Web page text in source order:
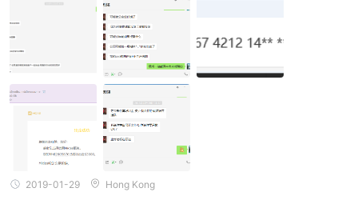
vẫn đang quản lý tài khoản của tôi, điều này không phù hợp với
thực tế. Và trong thời gian gian lận, anh ta ở trong tình trạng làm
việc. Bây giờ tôi đang phàn nàn và vạch trần sự gian lận của Zh
u Yiming, người quản lý tài khoản của Midas Sàn giao dịch Fore
x. Hãy tránh xa dịch vụ khách hàng đen tối này. (Zhu Yiming, số
thẻ ngân hàng: 4367 4212 1456 4459 078,). Nếu họ không thể
giải quyết nó, tôi sẽ thực hiện các biện pháp pháp lý trong bước
tiếp theo. Midas website: http://www.mdsforex.com/ Địa chỉ: Địa
chỉ văn phòng: Phòng 326, Tầng 2, Tòa nhà 3, Số 135, Đường G
uowei, Quận Yangpu, Thượng Hải. ĐT:
2019-01-29 Hong Kong